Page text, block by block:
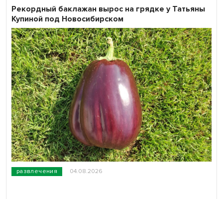
развлечения 04.08.2026
Рекордный баклажан вырос на грядке у Татьяны
Купиной под Новосибирском